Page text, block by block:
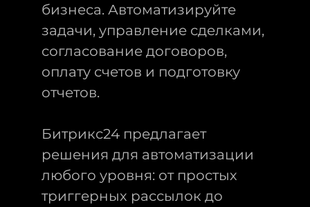
бизнеса. Автоматизируйте
задачи, управление сделками,
согласование договоров,
оплату счетов и подготовку
отчетов.
Битрикс24 предлагает
решения для автоматизации
любого уровня: от простых
триггерных рассылок до